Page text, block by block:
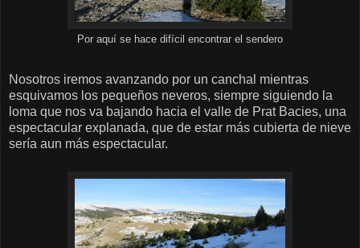
Por aquí se hace difícil encontrar el sendero
Nosotros iremos avanzando por un canchal mientras
esquivamos los pequeños neveros, siempre siguiendo la
loma que nos va bajando hacia el valle de Prat Bacies, una
espectacular explanada, que de estar más cubierta de nieve
sería aun más espectacular.